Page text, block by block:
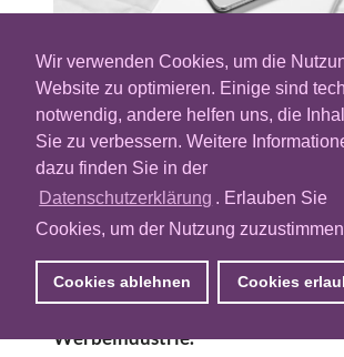
Wir verwenden Cookies, um die
Website zu optimieren. Einige sind
notwendig, andere helfen uns, die
Sie zu verbessern. Weitere
dazu finden Sie in der
Datenschutzerklärung . Erlauben Sie
Cookies, um der Nutzung
Cookies ablehnen Cookies
Apple wird seine neue
nicht mit der Einführung von iOS
ausrollen. Das Feature, welches
erschwert und für viel Wirbel
soll erst Anfang des kommenden
aktiviert werden. Demnach
Konzern die Galgenfrist für die
Werbeindustrie.